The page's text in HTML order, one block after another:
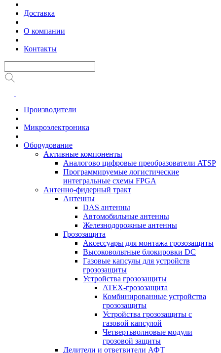
Доставка
О компании
Контакты
Производители
Микроэлектроника
Оборудование
Активные компоненты
Аналогово цифровые преобразователи ATSP
Программируемые логистические
интегральные схемы FPGA
Антенно-фидерный тракт
Антенны
DAS антенны
Автомобильные антенны
Железнодорожные антенны
Грозозащита
Аксессуары для монтажа грозозащиты
Высоковольтные блокировки DC
Газовые капсулы для устройств
грозозащиты
Устройства грозозащиты
ATEX-грозозащита
Комбинированные устройства
грозозащиты
Устройства грозозащиты с
газовой капсулой
Четвертьволновые модули
грозовой защиты
Делители и ответвители АФТ